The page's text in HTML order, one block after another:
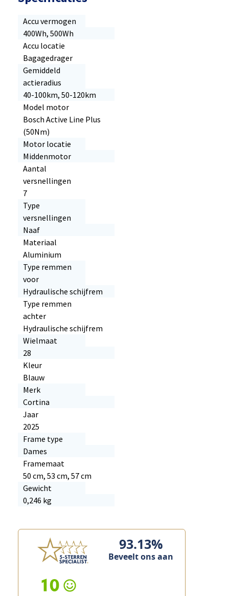
Accu vermogen
400Wh, 500Wh
Accu locatie
Bagagedrager
Gemiddeld
actieradius
40-100km, 50-120km
Model motor
Bosch Active Line Plus
(50Nm)
Motor locatie
Middenmotor
Aantal
versnellingen
7
Type
versnellingen
Naaf
Materiaal
Aluminium
Type remmen
voor
Hydraulische schijfrem
Type remmen
achter
Hydraulische schijfrem
Wielmaat
28
Kleur
Blauw
Merk
Cortina
Jaar
2025
Frame type
Dames
Framemaat
50 cm, 53 cm, 57 cm
Gewicht
0,246 kg
93.13%
Beveelt ons aan
10